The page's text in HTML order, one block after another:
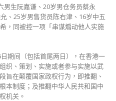
男生阮嘉谦、20岁男仓务员蔡永
、25岁男售货员陈右津、16岁中五
，同被控一项「串谋煽动他人实施
期间（包括首尾两日），在香港一
织、策划、实施或者参与实施以武
旨在颠覆国家政权行为，即推翻、
本制度；及推翻中华人民共和国中
机关。